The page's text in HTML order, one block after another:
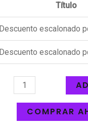
Título
Descuento escalonado
Descuento escalonado
COMPRAR